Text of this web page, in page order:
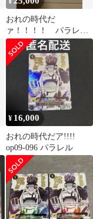
おれの時代だ
ァ！！！！ パラレ
ル 2枚
¥ 16,000
おれの時代だア!!!!
op09-096 パラレル